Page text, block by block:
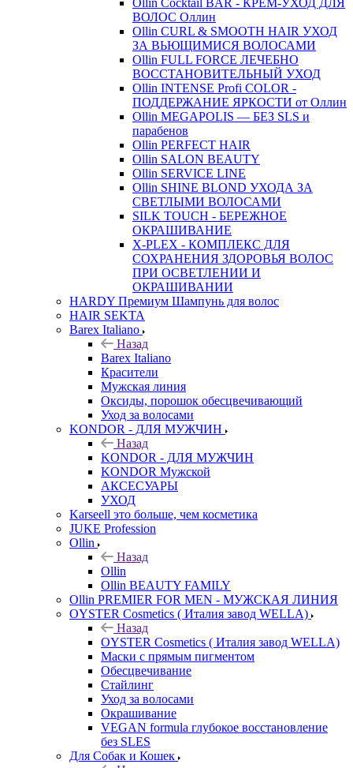
Ollin Cocktail BAR - КРЕМ-УХОД ДЛЯ
ВОЛОС Оллин
Ollin CURL & SMOOTH HAIR УХОД
ЗА ВЬЮЩИМИСЯ ВОЛОСАМИ
Ollin FULL FORCE ЛЕЧЕБНО
ВОССТАНОВИТЕЛЬНЫЙ УХОД
Ollin INTENSE Profi COLOR -
ПОДДЕРЖАНИЕ ЯРКОСТИ от Оллин
Ollin MEGAPOLIS — БЕЗ SLS и
парабенов
Ollin PERFECT HAIR
Ollin SALON BEAUTY
Ollin SERVICE LINE
Ollin SHINE BLOND УХОДА ЗА
СВЕТЛЫМИ ВОЛОСАМИ
SILK TOUCH - БЕРЕЖНОЕ
ОКРАШИВАНИЕ
X-PLEX - КОМПЛЕКС ДЛЯ
СОХРАНЕНИЯ ЗДОРОВЬЯ ВОЛОС
ПРИ ОСВЕТЛЕНИИ И
ОКРАШИВАНИИ
HARDY Премиум Шампунь для волос
HAIR SEKTA
Barex Italiano
Назад
Barex Italiano
Красители
Мужская линия
Оксиды, порошок обесцвечивающий
Уход за волосами
KONDOR - ДЛЯ МУЖЧИН
Назад
KONDOR - ДЛЯ МУЖЧИН
KONDOR Мужской
АКСЕСУАРЫ
УХОД
Karseell это больше, чем косметика
JUKE Profession
Ollin
Назад
Ollin
Ollin BEAUTY FAMILY
Ollin PREMIER FOR MEN - МУЖСКАЯ ЛИНИЯ
OYSTER Cosmetics ( Италия завод WELLA)
Назад
OYSTER Cosmetics ( Италия завод WELLA)
Маски с прямым пигментом
Обесцвечивание
Стайлинг
Уход за волосами
Окрашивание
VEGAN formula глубокое восстановление
без SLES
Для Собак и Кошек